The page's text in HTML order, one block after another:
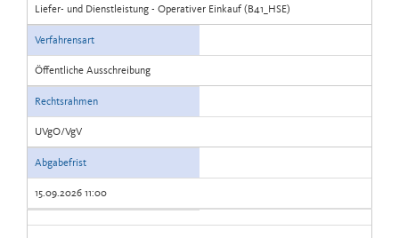
Liefer- und Dienstleistung - Operativer Einkauf (B41_HSE)
Verfahrensart
Öffentliche Ausschreibung
Rechtsrahmen
UVgO/VgV
Abgabefrist
15.09.2026 11:00